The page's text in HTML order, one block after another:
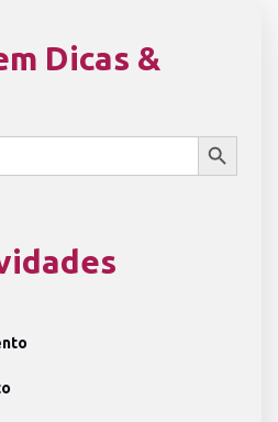
Dicas &
SEARCH BUTTON